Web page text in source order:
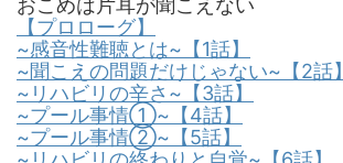
おこめは片耳が聞こえない
【プロローグ】
~感音性難聴とは~【1話】
~聞こえの問題だけじゃない~【2話】
~リハビリの辛さ~【3話】
~プール事情①~【4話】
~プール事情②~【5話】